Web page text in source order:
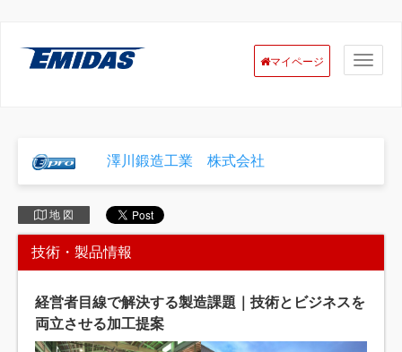
マイページ
澤川鍛造工業 株式会社
地 図
技術・製品情報
経営者目線で解決する製造課題｜技術とビジネスを
両立させる加工提案